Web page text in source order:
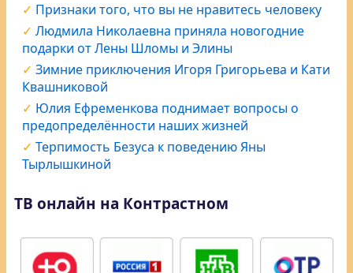
Признаки того, что вы не нравитесь человеку
Людмила Николаевна приняла новогодние
подарки от Лены Шломы и Элины
Зимние приключения Игоря Григорьева и Кати
Квашниковой
Юлия Ефременкова поднимает вопросы о
предопределённости наших жизней
Терпимость Безуса к поведению Яны
Тырлышкиной
ТВ онлайн на Контрастном